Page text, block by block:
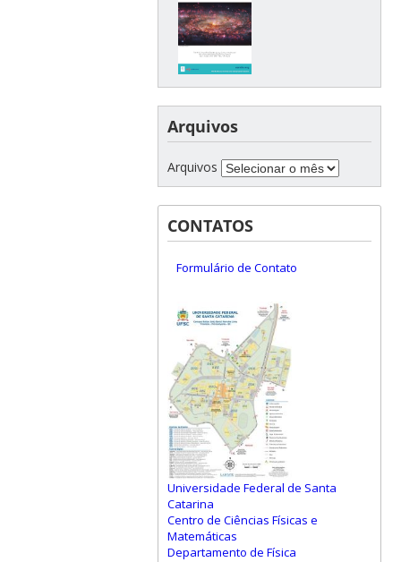
Arquivos
Arquivos
CONTATOS
Formulário de Contato
Universidade Federal de Santa
Catarina
Centro de Ciências Físicas e
Matemáticas
Departamento de Física